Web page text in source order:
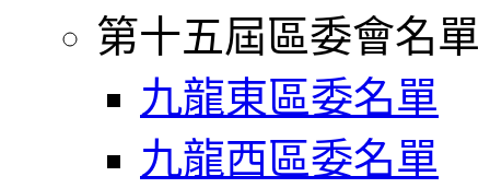
第十五屆區委會名單
九龍東區委名單
九龍西區委名單